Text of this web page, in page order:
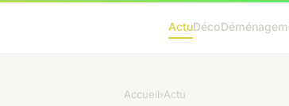
ActuDéco
Accueil›Actu